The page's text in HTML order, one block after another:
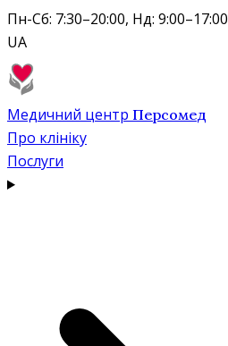
Пн-Сб: 7:30–20:00, Нд: 9:00–17:00
UA
Медичний центр Персомед
Про клініку
Послуги